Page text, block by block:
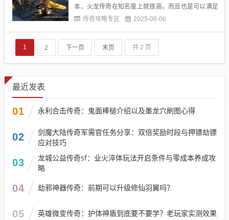
本，火龙传奇在知名度上就很高，而且也是可以满足
玩家的多种玩法需求，现在立天火龙传奇的趣味性很
传奇攻略专区 2025-06-06
1 2 下一页 末页 共 2 页
最近发表
01 永利合击传奇：鬼面棒槌介绍以及墨龙穴刷图心得
02
剑魔大陆传奇军需官任务分享：双倍奖励时段与押镖劫镖
应对技巧​
03
龙城公益传奇sf：业火淬体玩法开启条件与零成本养成攻
略
04 劫邪神器传奇：前期可以升级修仙羽翼吗？
05 英雄微变传奇：护体神盾到底要不要学？老玩家实测效果